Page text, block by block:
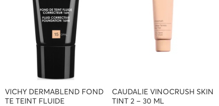
VICHY DERMABLEND FOND
TE TEINT FLUIDE
CAUDALIE VINOCRUSH SKIN
TINT 2 – 30 ML